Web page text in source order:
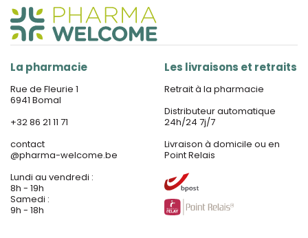
La pharmacie
Rue de Fleurie 1
6941 Bomal
+32 86 21 11 71
contact
@pharma-welcome.be
Lundi au vendredi :
8h - 19h
Samedi :
9h - 18h
Les livraisons et retraits
Retrait à la pharmacie
Distributeur automatique
24h/24 7j/7
Livraison à domicile ou en
Point Relais